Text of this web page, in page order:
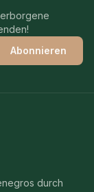
Abonnieren
durch